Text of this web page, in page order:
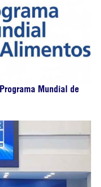
Mundial de